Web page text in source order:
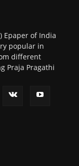
Epaper of India
popular in
different
Praja Pragathi